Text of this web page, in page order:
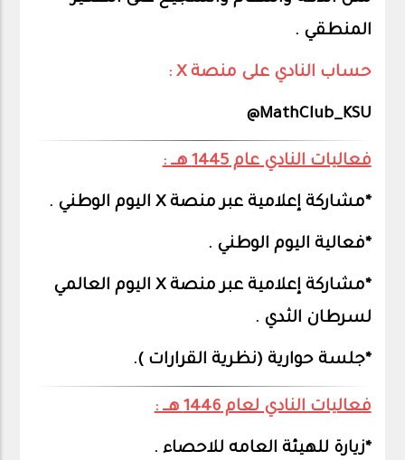
المنطقي .
حساب النادي على منصة X :
MathClub_KSU@
فعاليات النادي عام 1445 هــ :
*مشاركة إعلامية عبر منصة X اليوم الوطني .
*فعالية اليوم الوطني .
*مشاركة إعلامية عبر منصة X اليوم العالمي
لسرطان الثدي .
*جلسة حوارية (نظرية القرارات ).
فعاليات النادي لعام 1446 هــ :
*زيارة للهيئة العامه للاحصاء .